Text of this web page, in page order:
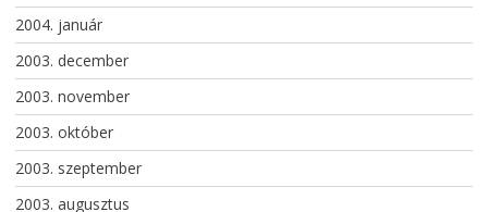
2004. január
2003. december
2003. november
2003. október
2003. szeptember
2003. augusztus